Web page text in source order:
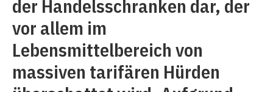
der Handelsschranken dar, der
vor allem im
Lebensmittelbereich von
massiven tarifären Hürden